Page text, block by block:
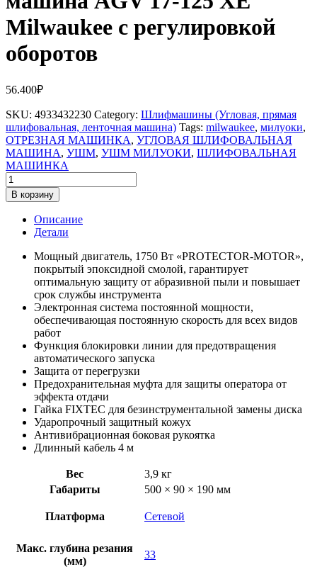
Milwaukee с регулировкой
оборотов
56.400₽
SKU: 4933432230 Category: Шлифмашины (Угловая, прямая
шлифовальная, ленточная машина) Tags: milwaukee, милуоки,
ОТРЕЗНАЯ МАШИНКА, УГЛОВАЯ ШЛИФОВАЛЬНАЯ
МАШИНА, УШМ, УШМ МИЛУОКИ, ШЛИФОВАЛЬНАЯ
МАШИНКА
Количество
товара
Угловая
шлифовальная
машина
Milwaukee
регулировкой
оборотов
В корзину
Описание
Детали
Мощный двигатель, 1750 Вт «PROTECTOR-MOTOR»,
покрытый эпоксидной смолой, гарантирует
оптимальную защиту от абразивной пыли и повышает
срок службы инструмента
Электронная система постоянной мощности,
обеспечивающая постоянную скорость для всех видов
работ
Функция блокировки линии для предотвращения
автоматического запуска
Защита от перегрузки
Предохранительная муфта для защиты оператора от
эффекта отдачи
Гайка FIXTEC для безинструментальной замены диска
Ударопрочный защитный кожух
Антивибрационная боковая рукоятка
Длинный кабель 4 м
Вес
3,9 кг
Габариты
500 × 90 × 190 мм
Платформа Сетевой
Макс. глубина резания
(мм)
33